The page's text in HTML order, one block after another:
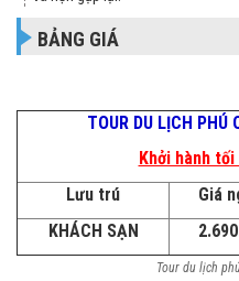
BẢNG GIÁ
TOUR DU LỊCH
Khởi hành
Lưu trú
Giá
KHÁCH SẠN
Tour du lịch